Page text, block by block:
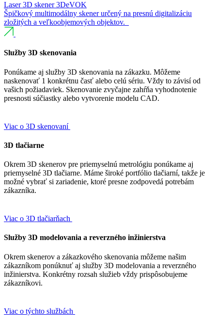
Laser 3D skener 3DeVOK
Špičkový multimodálny skener určený na presnú digitalizáciu
zložitých a veľkoobjemových objektov.
Služby 3D skenovania
Ponúkame aj služby 3D skenovania na zákazku. Môžeme
naskenovať 1 konkrétnu časť alebo celú sériu. Vždy to závisí od
vašich požiadaviek. Skenovanie zvyčajne zahŕňa vyhodnotenie
presnosti súčiastky alebo vytvorenie modelu CAD.
Viac o 3D skenovaní
3D tlačiarne
Okrem 3D skenerov pre priemyselnú metrológiu ponúkame aj
priemyselné 3D tlačiarne. Máme široké portfólio tlačiarní, takže je
možné vybrať si zariadenie, ktoré presne zodpovedá potrebám
zákazníka.
Viac o 3D tlačiarňach
Služby 3D modelovania a reverzného inžinierstva
Okrem skenerov a zákazkového skenovania môžeme našim
zákazníkom ponúknuť aj služby 3D modelovania a reverzného
inžinierstva. Konkrétny rozsah služieb vždy prispôsobujeme
zákazníkovi.
Viac o týchto službách